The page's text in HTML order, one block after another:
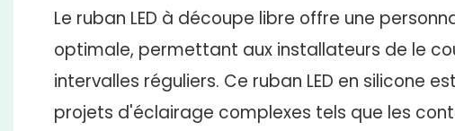
Le ruban LED à découpe libre offre une
optimale, permettant aux installateurs de le
intervalles réguliers. Ce ruban LED en silicone
projets d'éclairage complexes tels que les